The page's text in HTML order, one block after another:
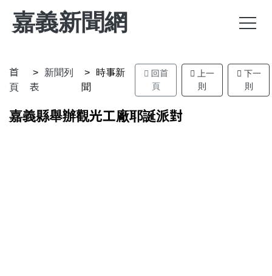
嘉義新聞網
首
頁
新聞列
表
時事新
聞
回首
頁
上一
則
下一
則
嘉義縣舉辦觀光工廠耶誕派對